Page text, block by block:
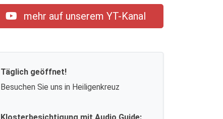
mehr auf unserem YT-Kanal
Täglich geöffnet!
Besuchen Sie uns in Heiligenkreuz